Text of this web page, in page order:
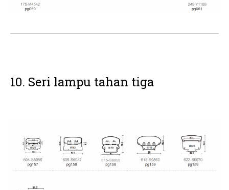
10. Seri lampu tahan tiga